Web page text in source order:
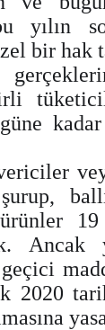
yılın
bir hak
Ancak
2020